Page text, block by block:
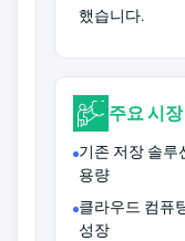
했습니다.
주요 시
기존 저장 솔루
용량
클라우드 컴퓨
성장